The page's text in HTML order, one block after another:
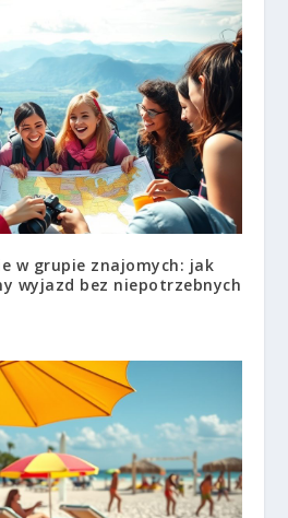
w grupie znajomych: jak
wyjazd bez niepotrzebnych